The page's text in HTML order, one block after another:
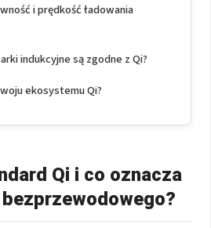
i prędkość ładowania
indukcyjne są zgodne z Qi?
ekosystemu Qi?
Qi i co oznacza
bezprzewodowego?